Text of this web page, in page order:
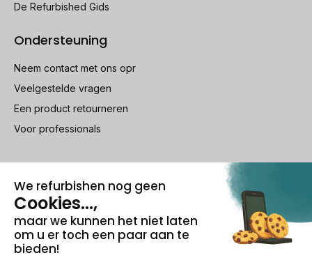
De Refurbished Gids
Ondersteuning
Neem contact met ons opr
Veelgestelde vragen
Een product retourneren
Voor professionals
100% beveiligde betaling